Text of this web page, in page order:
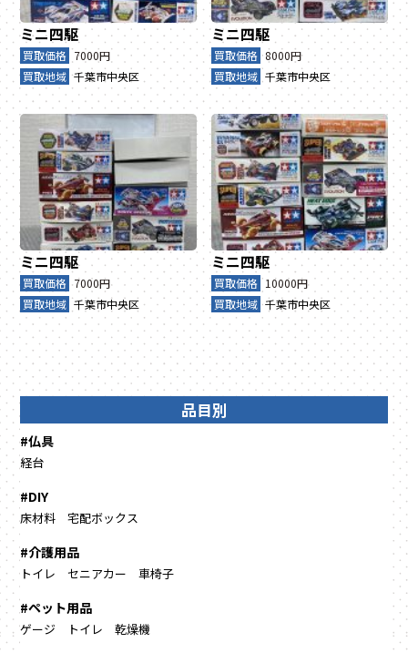
ミニ四駆
買取価格 7000円
買取地域 千葉市中央区
ミニ四駆
買取価格 8000円
買取地域 千葉市中央区
ミニ四駆
買取価格 7000円
買取地域 千葉市中央区
ミニ四駆
買取価格 10000円
買取地域 千葉市中央区
品目別
#仏具
経台
#DIY
床材料 宅配ボックス
#介護用品
トイレ セニアカー 車椅子
#ペット用品
ゲージ トイレ 乾燥機